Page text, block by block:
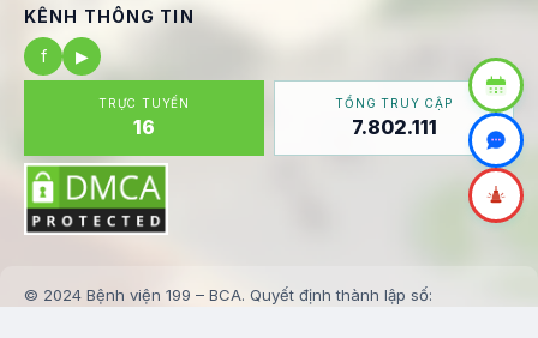
KÊNH THÔNG TIN
f
▶
TRỰC TUYẾN
16
TỔNG TRUY CẬP
7.802.111
© 2024 Bệnh viện 199 – BCA. Quyết định thành lập số: